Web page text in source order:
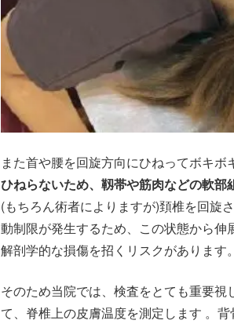
また首や腰を回旋方向にひねってボキボ
ひねらないため、靱帯や筋肉などの軟
(もちろん術者によりますが)頚椎を回旋
動制限が発生するため、この状態から
解剖学的な損傷を招くリスクがあります。​
そのため当院では、検査をとても重要
て、脊椎上の皮膚温度を測定します 。